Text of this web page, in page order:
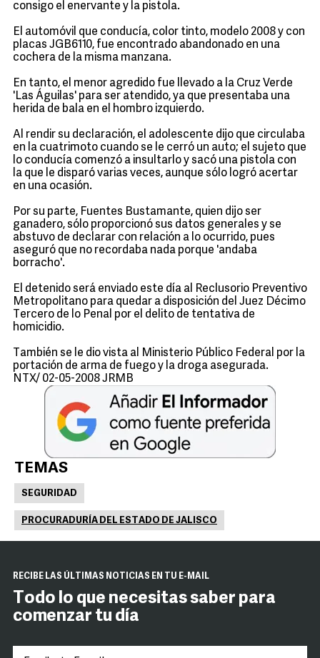
consigo el enervante y la pistola.
El automóvil que conducía, color tinto, modelo 2008 y con
placas JGB6110, fue encontrado abandonado en una
cochera de la misma manzana.
En tanto, el menor agredido fue llevado a la Cruz Verde
'Las Águilas' para ser atendido, ya que presentaba una
herida de bala en el hombro izquierdo.
Al rendir su declaración, el adolescente dijo que circulaba
en la cuatrimoto cuando se le cerró un auto; el sujeto que
lo conducía comenzó a insultarlo y sacó una pistola con
la que le disparó varias veces, aunque sólo logró acertar
en una ocasión.
Por su parte, Fuentes Bustamante, quien dijo ser
ganadero, sólo proporcionó sus datos generales y se
abstuvo de declarar con relación a lo ocurrido, pues
aseguró que no recordaba nada porque 'andaba
borracho'.
El detenido será enviado este día al Reclusorio Preventivo
Metropolitano para quedar a disposición del Juez Décimo
Tercero de lo Penal por el delito de tentativa de
homicidio.
También se le dio vista al Ministerio Público Federal por la
portación de arma de fuego y la droga asegurada.
NTX/ 02-05-2008 JRMB
TEMAS
SEGURIDAD
PROCURADURÍA DEL ESTADO DE JALISCO
RECIBE LAS ÚLTIMAS NOTICIAS EN TU E-MAIL
Todo lo que necesitas saber para
comenzar tu día